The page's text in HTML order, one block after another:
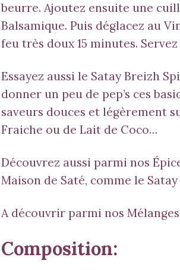
beurre. Ajoutez ensuite une
Balsamique. Puis déglacez au
feu très doux 15 minutes.
Essayez aussi le Satay Breizh
donner un peu de pep’s ces
saveurs douces et légèrement
Fraiche ou de Lait de Coco…
Découvrez aussi parmi nos
Maison de Saté, comme le
A découvrir parmi nos
Composition: